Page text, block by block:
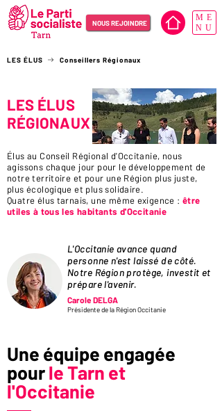
NOUS REJOINDRE
ME
NU
LES ÉLUS Conseillers Régionaux
LES ÉLUS
RÉGIONAUX
Élus au Conseil Régional d'Occitanie, nous
agissons chaque jour pour le développement de
notre territoire et pour une Région plus juste,
plus écologique et plus solidaire.
Quatre élus tarnais, une même exigence : être
utiles à tous les habitants d'Occitanie
L'Occitanie avance quand
personne n'est laissé de côté.
Notre Région protège, investit et
prépare l'avenir.
Carole DELGA
Présidente de la Région Occitanie
Une équipe engagée
pourle Tarn et
l'Occitanie